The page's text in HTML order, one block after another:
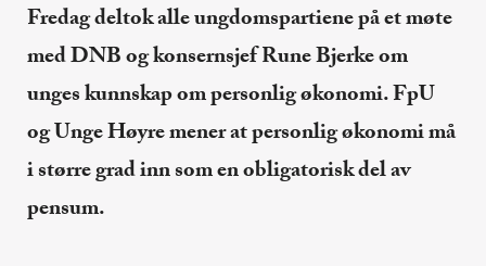
Fredag deltok alle ungdomspartiene på et møte
med DNB og konsernsjef Rune Bjerke om
unges kunnskap om personlig økonomi.FpU
og Unge Høyre mener at personlig økonomi må
i større grad inn som en obligatorisk del av
pensum.